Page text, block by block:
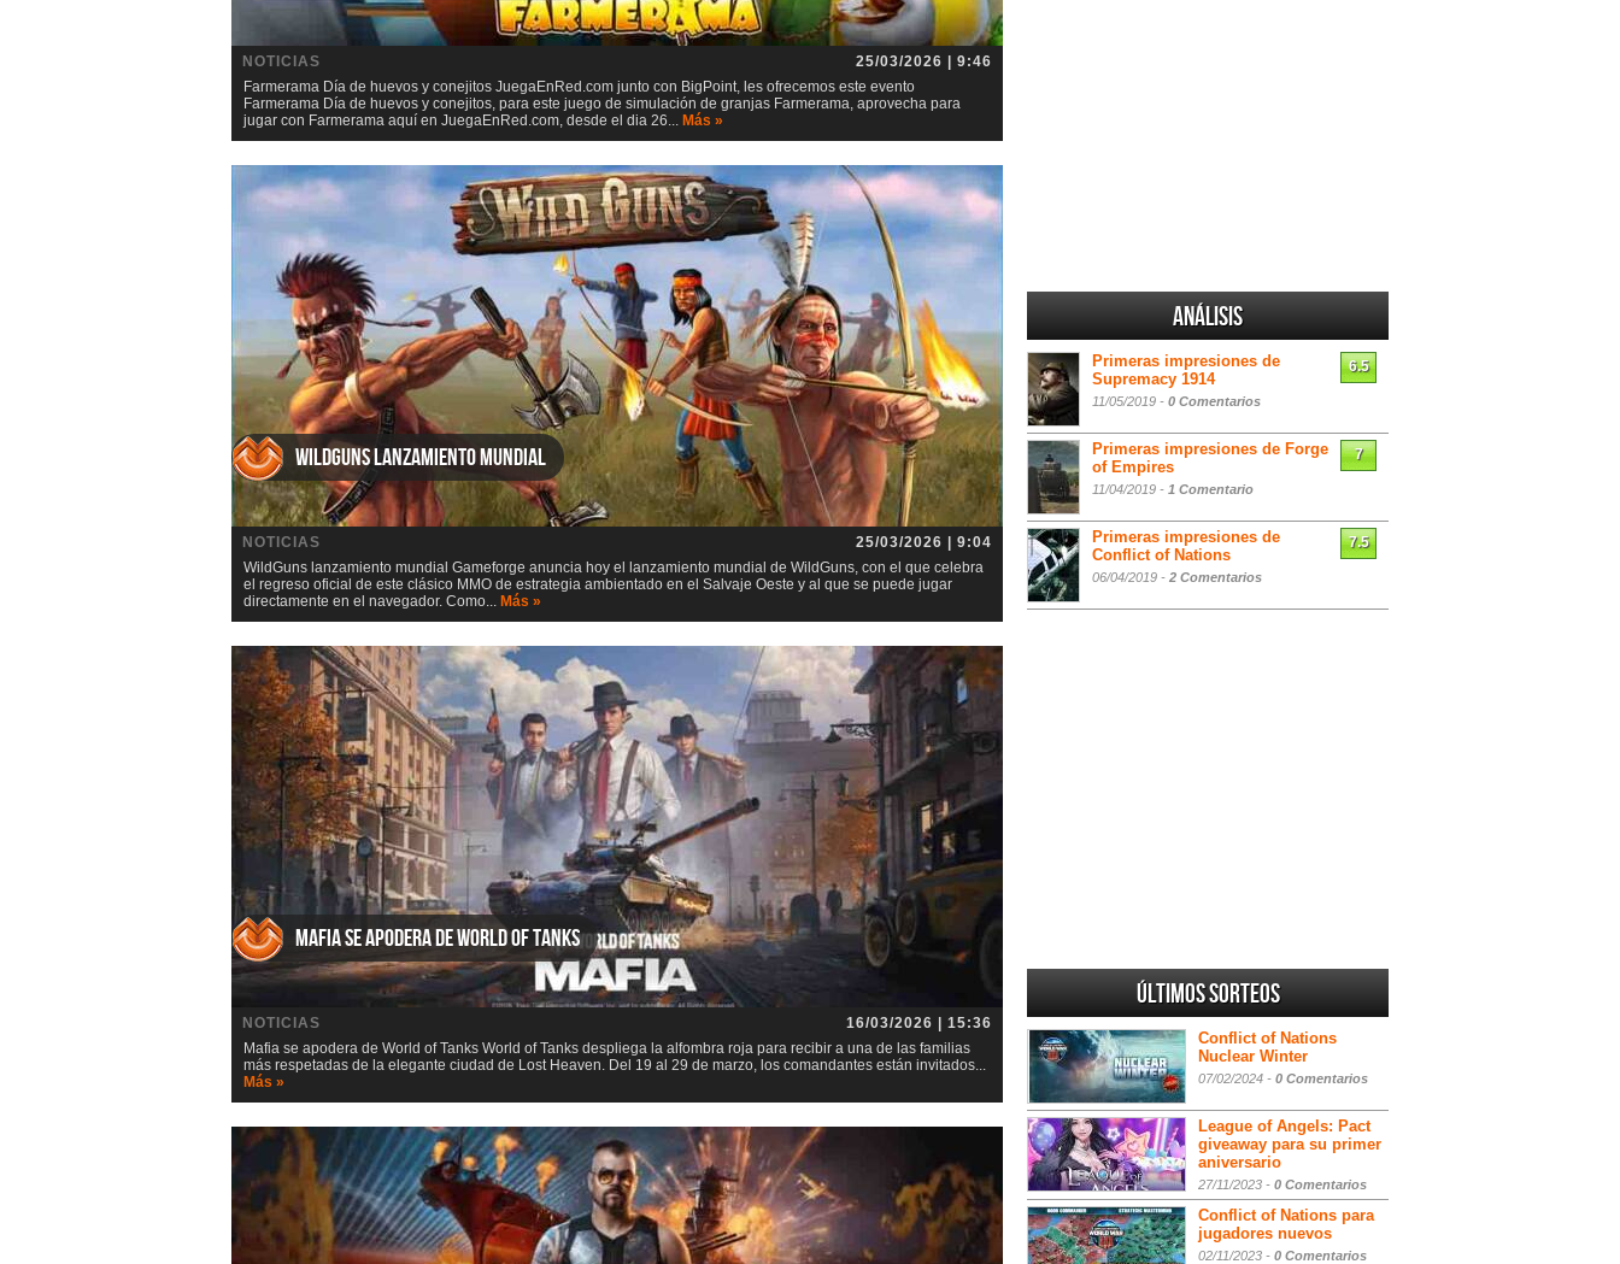
NOTICIAS
25/03/2026 | 9:46
Farmerama Día de huevos y conejitos JuegaEnRed.com junto con BigPoint, les ofrecemos este evento
Farmerama Día de huevos y conejitos, para este juego de simulación de granjas Farmerama, aprovecha para
jugar con Farmerama aquí en JuegaEnRed.com, desde el dia 26... Más »
WildGuns lanzamiento mundial
NOTICIAS
25/03/2026 | 9:04
WildGuns lanzamiento mundial Gameforge anuncia hoy el lanzamiento mundial de WildGuns, con el que celebra
el regreso oficial de este clásico MMO de estrategia ambientado en el Salvaje Oeste y al que se puede jugar
directamente en el navegador. Como... Más »
Mafia se apodera de World of Tanks
NOTICIAS
16/03/2026 | 15:36
Mafia se apodera de World of Tanks World of Tanks despliega la alfombra roja para recibir a una de las familias
más respetadas de la elegante ciudad de Lost Heaven. Del 19 al 29 de marzo, los comandantes están invitados...
Más »
Análisis
Primeras impresiones de
Supremacy 1914
11/05/2019 - 0 Comentarios
6.5
Primeras impresiones de Forge
of Empires
11/04/2019 - 1 Comentario
7
Primeras impresiones de
Conflict of Nations
06/04/2019 - 2 Comentarios
7.5
Últimos sorteos
Conflict of Nations
Nuclear Winter
07/02/2024 - 0 Comentarios
League of Angels: Pact
giveaway para su primer
aniversario
27/11/2023 - 0 Comentarios
Conflict of Nations para
jugadores nuevos
02/11/2023 - 0 Comentarios